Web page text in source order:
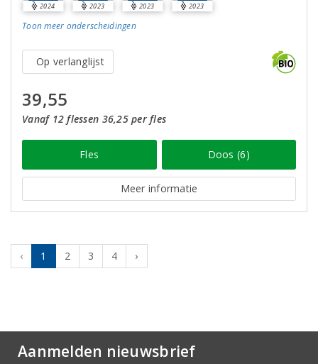
2024 2023 2023 2023
Toon meer onderscheidingen
Op verlanglijst
39,55
Vanaf 12 flessen 36,25 per fles
Fles Doos (6)
Meer informatie
‹ 1 2 3 4 ›
Aanmelden nieuwsbrief